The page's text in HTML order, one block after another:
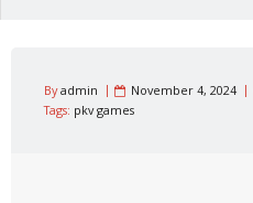
Byadmin November 4, 2024
Tags: pkv games